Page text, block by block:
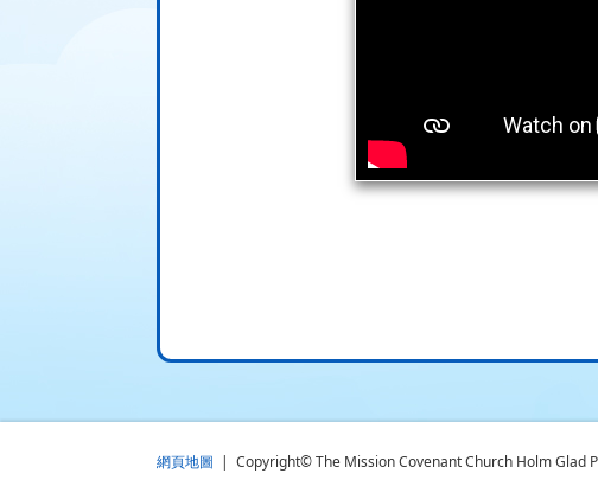
網頁地圖 | Copyright© The Mission Covenant Church Holm Glad